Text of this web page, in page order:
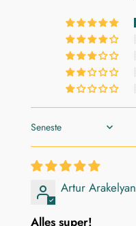
Sort by
Artur Arakelyan
Alles super!